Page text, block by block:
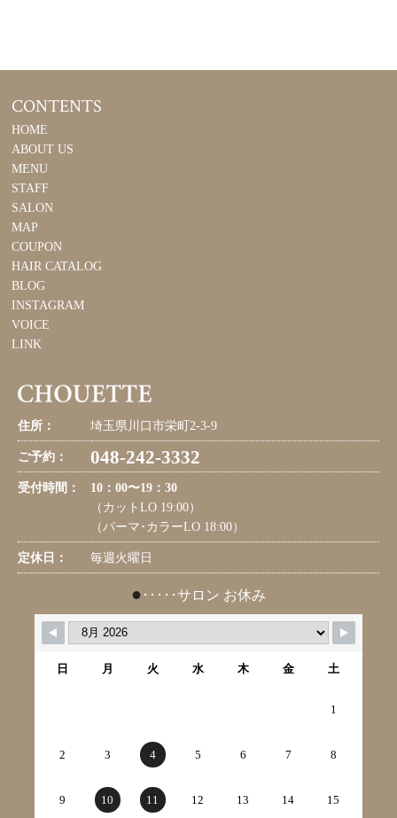
CONTENTS
HOME
ABOUT US
MENU
STAFF
SALON
MAP
COUPON
HAIR CATALOG
BLOG
INSTAGRAM
VOICE
LINK
住所： 埼玉県川口市栄町2-3-9
ご予約： 048-242-3332
受付時間：
10：00〜19：30
（カットLO 19:00）
（パーマ･カラーLO 18:00）
定休日： 毎週火曜日
● ･････サロン お休み
日 月 火 水 木 金 土
1
2 3 4 5 6 7 8
9 10 11 12 13 14 15